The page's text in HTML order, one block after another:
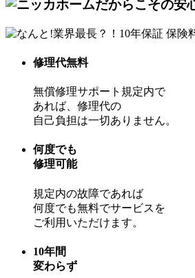
修理代無料
無償修理サポート規定内で
あれば、修理代の
自己負担は一切ありません。
何度でも
修理可能
規定内の故障であれば
何度でも無料でサービスを
ご利用いただけます。
10年間
変わらず